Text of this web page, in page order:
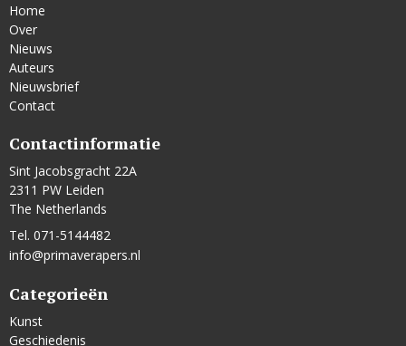
Home
Over
Nieuws
Auteurs
Nieuwsbrief
Contact
Contactinformatie
Sint Jacobsgracht 22A
2311 PW Leiden
The Netherlands
Tel. 071-5144482
info@primaverapers.nl
Categorieën
Kunst
Geschiedenis